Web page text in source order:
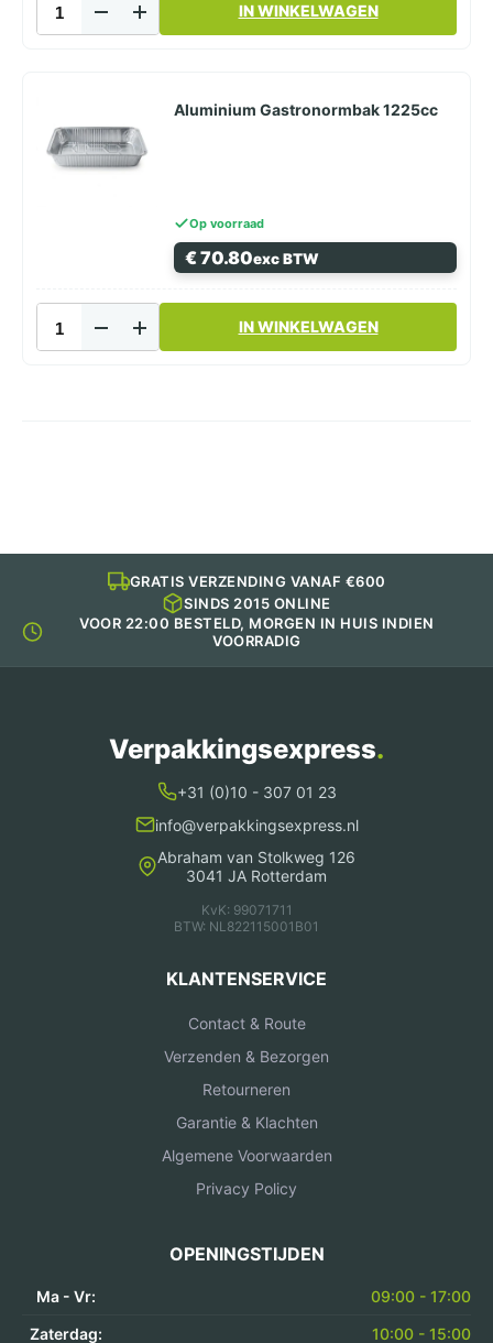
Gastronormbak
1/1
IN WINKELWAGEN
Aluminium Gastronormbak 1225cc
Op voorraad
€70.80exc BTW
Gastronormbak
1225cc
IN WINKELWAGEN
GRATIS VERZENDING VANAF €600
SINDS 2015 ONLINE
VOOR 22:00 BESTELD, MORGEN IN HUIS INDIEN
VOORRADIG
Verpakkingsexpress.
+31 (0)10 - 307 01 23
info@verpakkingsexpress.nl
Abraham van Stolkweg 126
3041 JA Rotterdam
KvK: 99071711
BTW: NL822115001B01
KLANTENSERVICE
Contact & Route
Verzenden & Bezorgen
Retourneren
Garantie & Klachten
Algemene Voorwaarden
Privacy Policy
OPENINGSTIJDEN
Ma - Vr:
09:00 - 17:00
Zaterdag:
10:00 - 15:00